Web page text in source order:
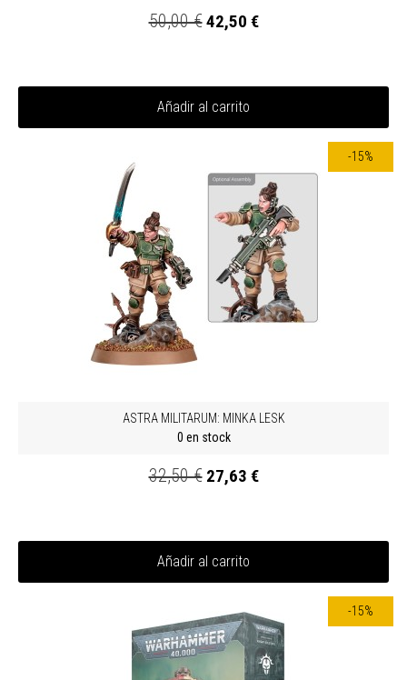
50,00 €42,50 €
Añadir al carrito
-15%
ASTRA MILITARUM: MINKA LESK
0 en stock
32,50 € 27,63 €
Añadir al carrito
-15%